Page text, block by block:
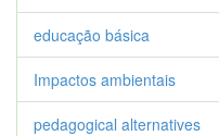
educação básica
Impactos ambientais
pedagogical alternatives